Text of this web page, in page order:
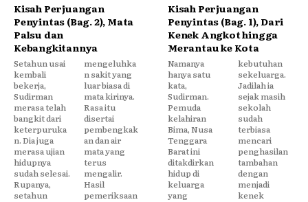
Kisah Perjuangan
Penyintas (Bag. 2), Mata
Palsu dan
Kebangkitannya
Setahun usai
kembali
bekerja,
Sudirman
merasa telah
bangkit dari
keterpuruka
n. Dia juga
merasa ujian
hidupnya
sudah selesai.
Rupanya,
setahun
mengeluhka
n sakit yang
luar biasa di
mata kirinya.
Rasa itu
disertai
pembengkak
an dan air
mata yang
terus
mengalir.
Hasil
pemeriksaan
Kisah Perjuangan
Penyintas (Bag. 1), Dari
Kenek Angkot hingga
Merantau ke Kota
Namanya
hanya satu
kata,
Sudirman.
Pemuda
kelahiran
Bima, Nusa
Tenggara
Barat ini
ditakdirkan
hidup di
keluarga
yang
kebutuhan
sekeluarga.
Jadilah ia
sejak masih
sekolah
sudah
terbiasa
mencari
penghasilan
tambahan
dengan
menjadi
kenek